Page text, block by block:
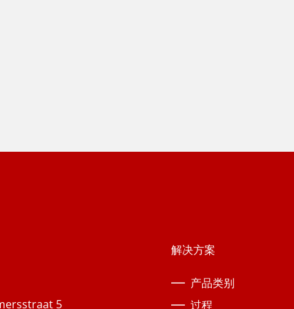
5
解决方案
产品类别
过程